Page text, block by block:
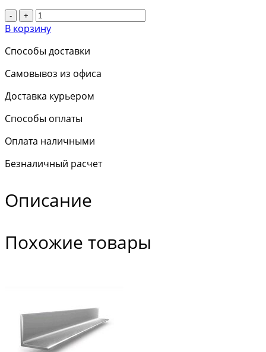
- +
В корзину
Способы доставки
Самовывоз из офиса
Доставка курьером
Способы оплаты
Оплата наличными
Безналичный расчет
Описание
Похожие товары